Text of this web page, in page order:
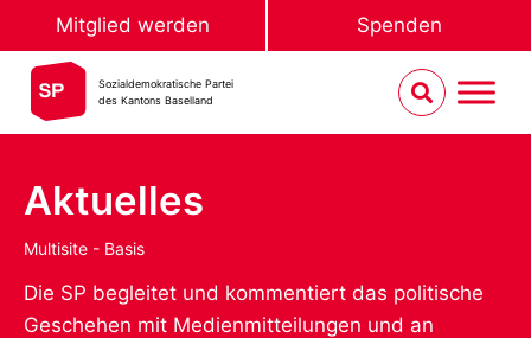
Mitglied werden Spenden
Sozialdemokratische Partei
des Kantons Baselland
Aktuelles
Multisite - Basis
Die SP begleitet und kommentiert das politische
Geschehen mit Medienmitteilungen und an